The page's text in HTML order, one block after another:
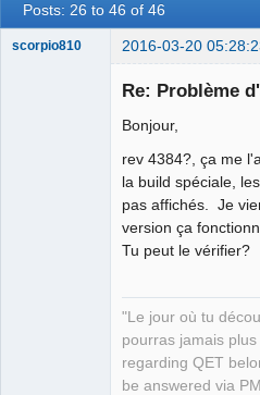
BugTracker
Google_Search
Posts: 26 to 46 of 46
scorpio810 2016-03-20
Re: Problème
Bonjour,
rev 4384?, ça me
la build spéciale,
pas affichés. Je
version ça
Tu peut le vérifier?
"Le jour où tu
pourras jamais
regarding QET
be answered via